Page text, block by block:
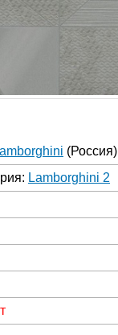
(Россия)
Lamborghini 2